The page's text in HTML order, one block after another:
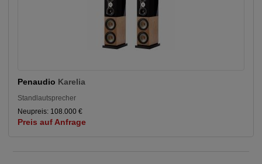
Penaudio Karelia
Standlautsprecher
Neupreis: 108.000 €
Preis auf Anfrage